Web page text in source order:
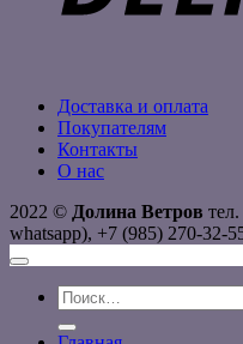
Доставка и оплата
Покупателям
Контакты
О нас
2022 © Долина Ветров
whatsapp), +7 (985) 270-32-
Искать: